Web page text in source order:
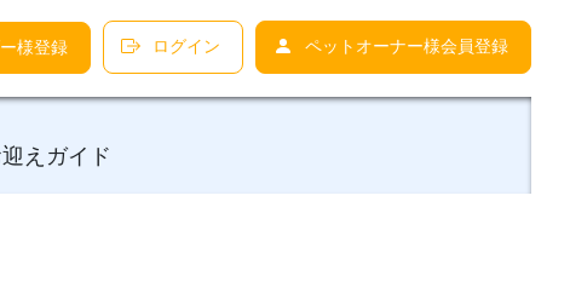
様登録 ログイン ペットオーナー様会員登録
えガイド